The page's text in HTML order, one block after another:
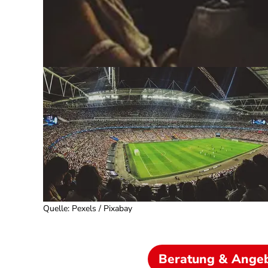
Quelle: Pexels / Pixabay
Beratung &